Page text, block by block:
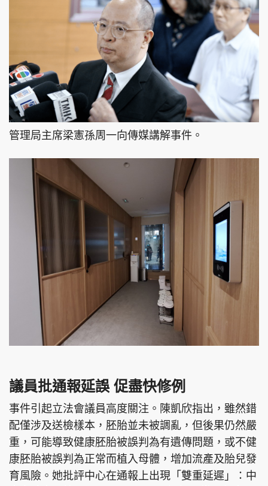
管理局主席梁憲孫周一向傳媒講解事件。
議員批通報延誤 促盡快修例
事件引起立法會議員高度關注。陳凱欣指出，雖然錯
配僅涉及送檢樣本，胚胎並未被調亂，但後果仍然嚴
重，可能導致健康胚胎被誤判為有遺傳問題，或不健
康胚胎被誤判為正常而植入母體，增加流產及胎兒發
育風險。她批評中心在通報上出現「雙重延遲」：中